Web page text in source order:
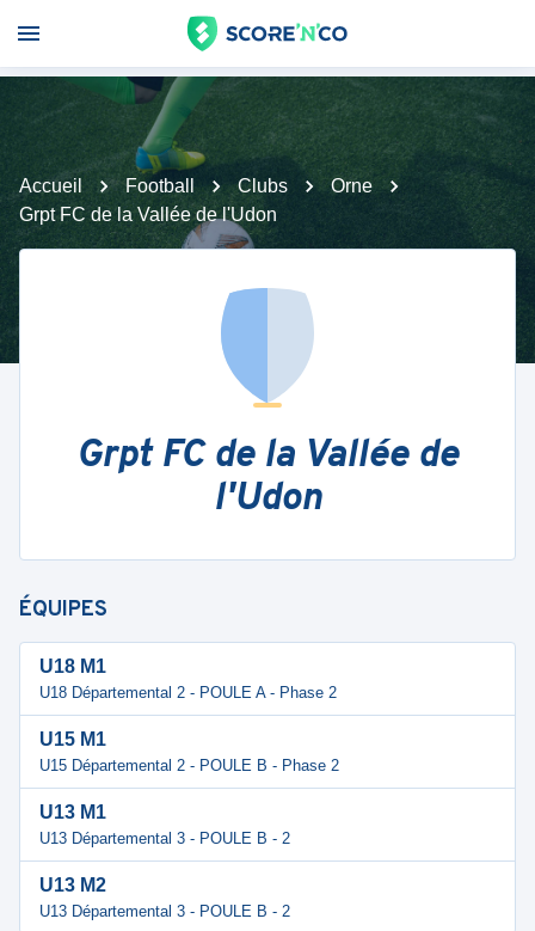
Accueil Football Clubs
Orne
Grpt FC de la Vallée de l'Udon
Grpt FC de la Vallée de
l'Udon
ÉQUIPES
U18 M1
U18 Départemental 2 - POULE A - Phase 2
U15 M1
U15 Départemental 2 - POULE B - Phase 2
U13 M1
U13 Départemental 3 - POULE B - 2
U13 M2
U13 Départemental 3 - POULE B - 2